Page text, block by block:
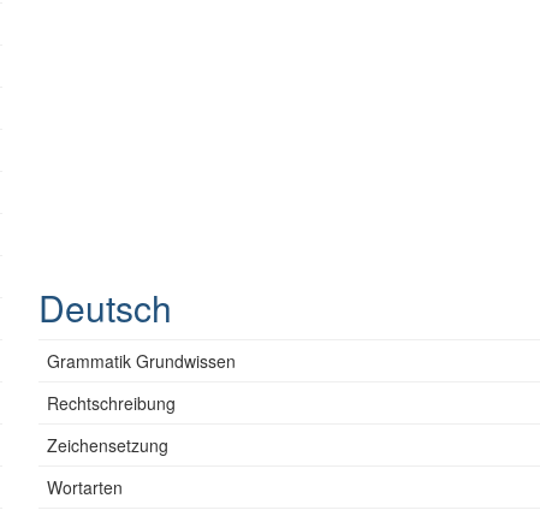
Deutsch
Grammatik Grundwissen
Rechtschreibung
Zeichensetzung
Wortarten